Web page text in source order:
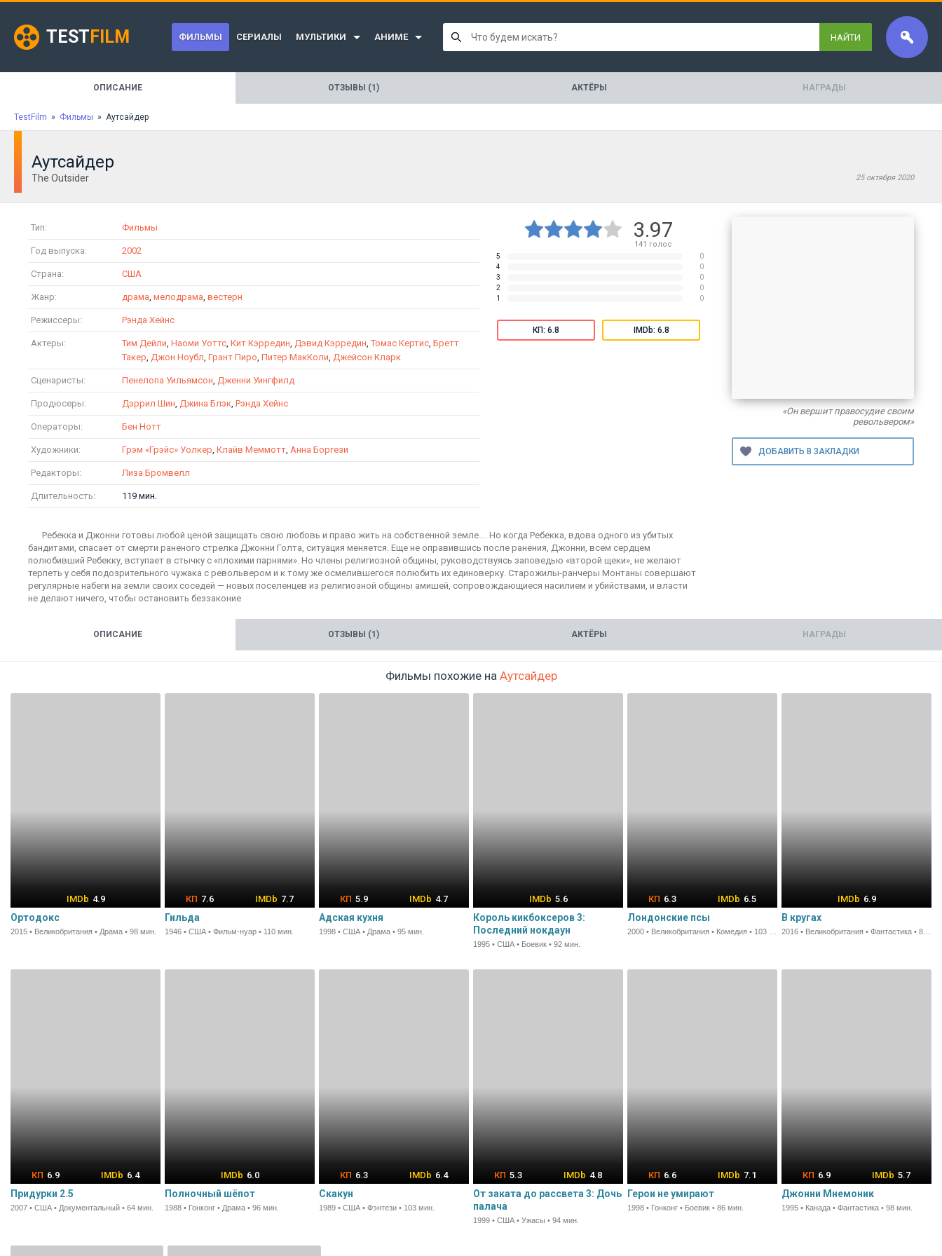
TEST FILM ФИЛЬМЫ СЕРИАЛЫ МУЛЬТИКИ АНИМЕ НАЙТИ
ОПИСАНИЕ ОТЗЫВЫ (1) АКТЁРЫ НАГРАДЫ
TestFilm » Фильмы » Аутсайдер
Аутсайдер
The Outsider 25 октября 2020
Тип: Фильмы
Год выпуска: 2002
Страна: США
Жанр: драма, мелодрама, вестерн
Режиссеры: Рэнда Хейнс
Актеры: Тим Дейли, Наоми Уоттс, Кит Кэрредин, Дэвид Кэрредин,Томас Кертис, Бретт
Такер, Джон Ноубл, Грант Пиро, Питер МакКоли, Джейсон Кларк
Сценаристы: Пенелопа Уильямсон, Дженни Уингфилд
Продюсеры: Дэррил Шин, Джина Блэк, Рэнда Хейнс
Операторы: Бен Нотт
Художники: Грэм «Грэйс» Уолкер, Клайв Меммотт, Анна Боргези
Редакторы: Лиза Бромвелл
Длительность: 119 мин.
3.97
141 голос
5
0
4
0
3
0
2
0
1
0
КП: 6.8 IMDb: 6.8
Ребекка и Джонни готовы любой ценой защищать свою любовь и право жить на собственной земле…. Но когда Ребекка, вдова одного из убитых
бандитами, спасает от смерти раненого стрелка Джонни Голта, ситуация меняется. Еще не оправившись после ранения, Джонни, всем сердцем
полюбивший Ребекку, вступает в стычку с «плохими парнями». Но члены религиозной общины, руководствуясь заповедью «второй щеки», не желают
терпеть у себя подозрительного чужака с револьвером и к тому же осмелившегося полюбить их единоверку. Старожилы-ранчеры Монтаны совершают
регулярные набеги на земли своих соседей — новых поселенцев из религиозной общины амишей, сопровождающиеся насилием и убийствами, и власти
не делают ничего, чтобы остановить беззаконие
«Он вершит правосудие своим
револьвером»
ОПИСАНИЕ ОТЗЫВЫ (1) АКТЁРЫ НАГРАДЫ
Фильмы похожие на Аутсайдер
4.9
Ортодокс
2015 • Великобритания • Драма • 98 мин.
7.6 7.7
Гильда
1946 • США • Фильм-нуар • 110 мин.
5.9 4.7
Адская кухня
1998 • США • Драма • 95 мин.
5.6
Король кикбоксеров 3:
Последний нокдаун
1995 • США • Боевик • 92 мин.
6.3 6.5
Лондонские псы
6.9
В кругах
6.9 6.4
Придурки 2.5
2007 • США • Документальный • 64 мин.
6.0
Полночный шёпот
1988 • Гонконг • Драма • 96 мин.
6.3 6.4
Скакун
1989 • США • Фэнтези • 103 мин.
5.3 4.8
От заката до рассвета 3: Дочь
палача
1999 • США • Ужасы • 94 мин.
6.6 7.1
Герои не умирают
1998 • Гонконг • Боевик • 86 мин.
6.9 5.7
Джонни Мнемоник
1995 • Канада • Фантастика • 98 мин.